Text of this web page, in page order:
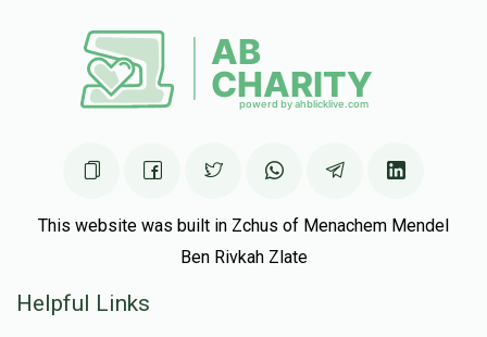
This website was built in Zchus of Menachem Mendel
Ben Rivkah Zlate
Helpful Links